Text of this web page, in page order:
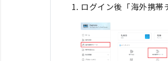
ログイン後「海外携帯